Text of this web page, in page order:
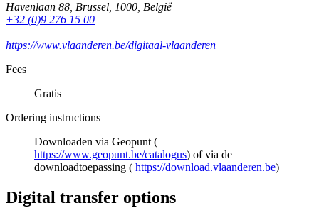
Havenlaan 88, Brussel, 1000, België
+32 (0)9 276 15 00
https://www.vlaanderen.be/digitaal-vlaanderen
Fees
Gratis
Ordering instructions
Downloaden via Geopunt (
https://www.geopunt.be/catalogus) of via de
downloadtoepassing ( https://download.vlaanderen.be)
Digital transfer options